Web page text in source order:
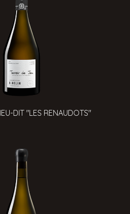
DIT "LES RENAUDOTS"